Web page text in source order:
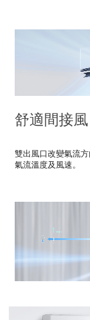
舒適間接
雙出風口改變氣流
氣流溫度及風速。